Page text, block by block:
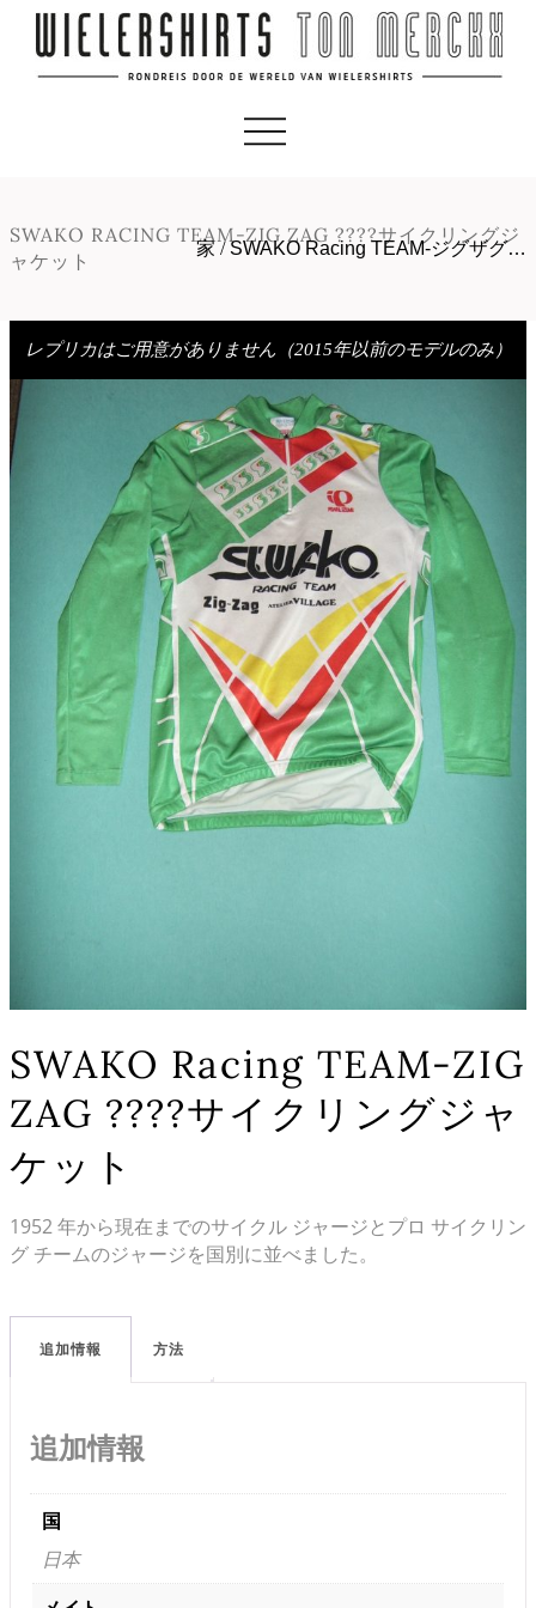
SWAKO RACING TEAM-ZIG ZAG ????サイクリングジ
ャケット
家/SWAKO Racing TEAM-ジグザグ…
レプリカはご用意がありません（2015年以前のモデルのみ）
SWAKO Racing TEAM-ZIG
ZAG ????サイクリングジャ
ケット
1952 年から現在までのサイクル ジャージとプロ サイクリン
グ チームのジャージを国別に並べました。
追加情報 方法
追加情報
国
日本